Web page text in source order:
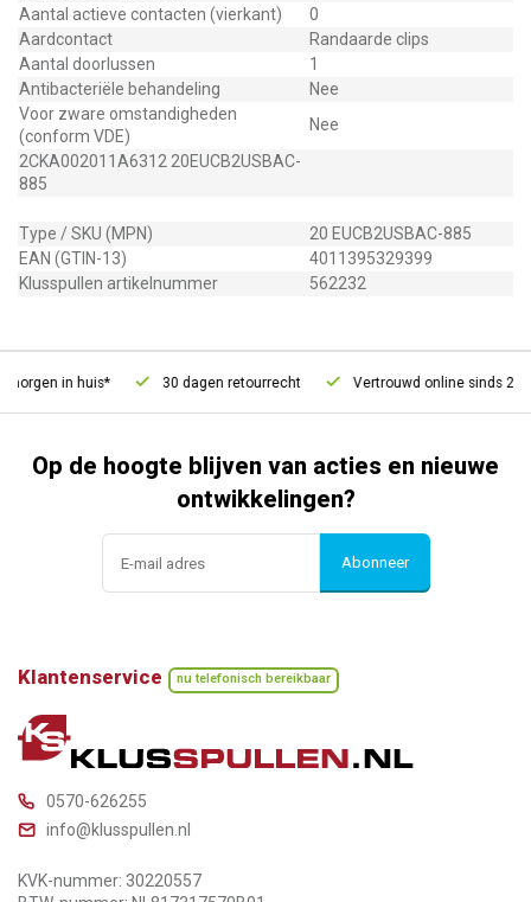
Aantal actieve contacten (vierkant)
0
Aardcontact
Randaarde clips
Aantal doorlussen
1
Antibacteriële behandeling
Nee
Voor zware omstandigheden
(conform VDE)
Nee
2CKA002011A6312 20EUCB2USBAC-
885
Type / SKU (MPN)
20 EUCB2USBAC-885
EAN (GTIN-13)
4011395329399
Klusspullen artikelnummer
562232
in huis* 30 dagen retourrecht Vertrouwd online sinds 2006
Op de hoogte blijven van acties en nieuwe
ontwikkelingen?
Abonneer
Klantenservice nu telefonisch bereikbaar
0570-626255
info@klusspullen.nl
KVK-nummer: 30220557